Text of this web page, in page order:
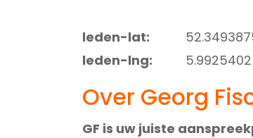
leden-lat:
leden-lng:
5.9925402
Over Georg
GF is uw juiste